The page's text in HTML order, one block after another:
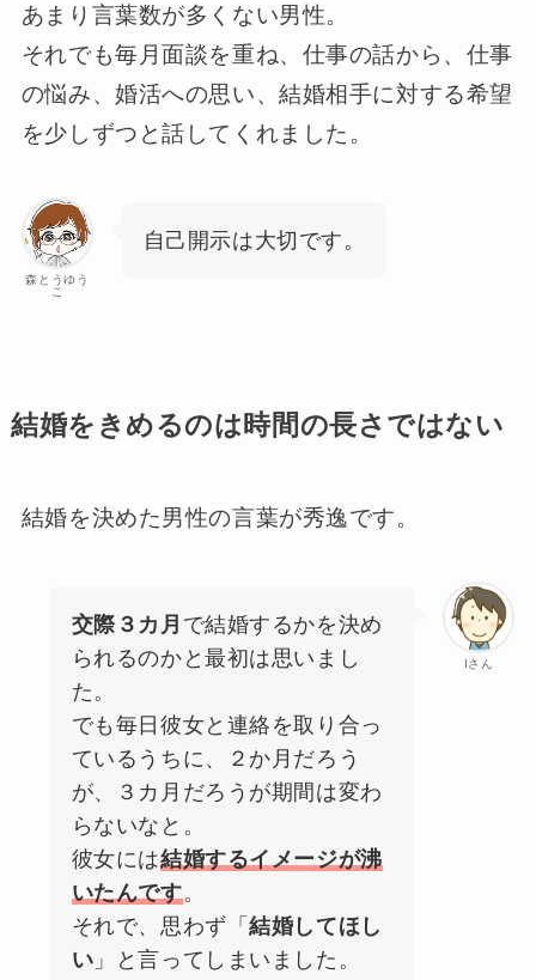
あまり言葉数が多くない男性。
それでも毎月面談を重ね、仕事の話から、仕事
の悩み、婚活への思い、結婚相手に対する希望
を少しずつと話してくれました。
森とうゆう
こ
自己開示は大切です。
結婚をきめるのは時間の長さではない
結婚を決めた男性の言葉が秀逸です。
Iさん
交際３カ月 で結婚するかを決め
られるのかと最初は思いまし
た。
でも毎日彼女と連絡を取り合っ
ているうちに、２か月だろう
が、３カ月だろうが期間は変わ
らないなと。
彼女には結婚するイメージが沸
いたんです。
それで、思わず「結婚してほし
い 」と言ってしまいました。